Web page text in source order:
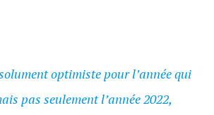
optimiste pour l’année qui
pas seulement l’année 2022,